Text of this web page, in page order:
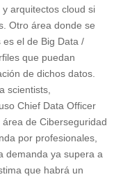
arquitectos cloud si
Otro área donde se
el de Big Data /
que puedan
de dichos datos.
scientists,
Chief Data Officer
de Ciberseguridad
por profesionales,
demanda ya supera a
que habrá un